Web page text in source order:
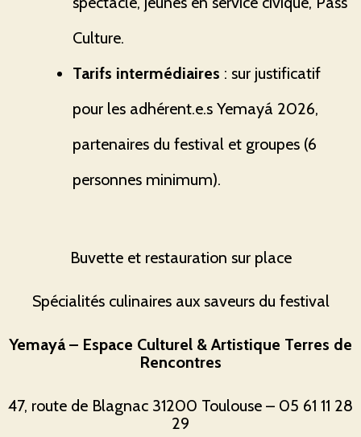
Culture.
Tarifs intermédiaires : sur justificatif
pour les adhérent.e.s Yemayá 2026,
partenaires du festival et groupes (6
personnes minimum).
Buvette et restauration sur place
Spécialités culinaires aux saveurs du festival
Yemayá – Espace Culturel & Artistique Terres de
Rencontres
47, route de Blagnac 31200 Toulouse – 05 61 11 28
29